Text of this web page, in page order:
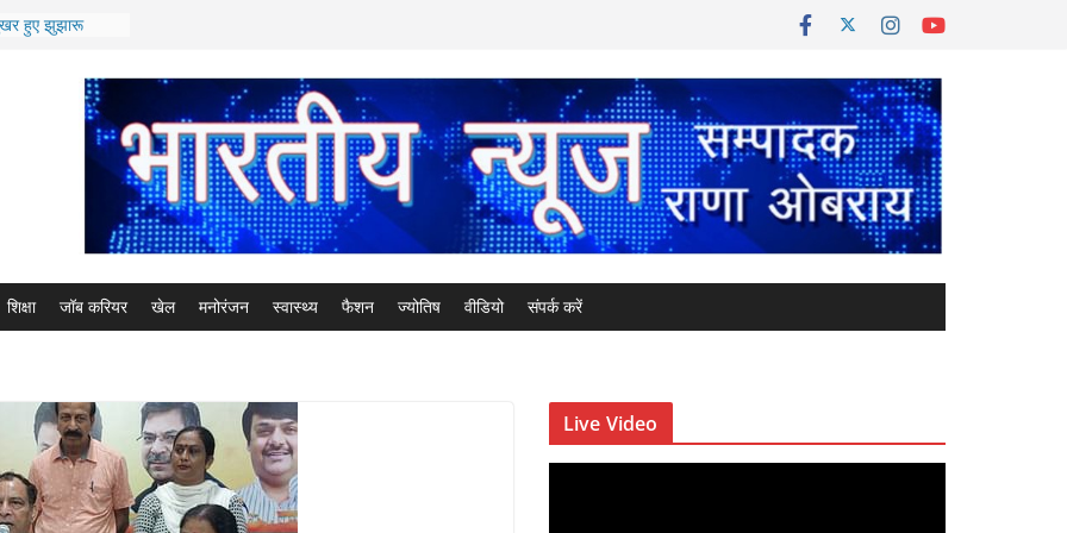
हुए झुझारू
देर रात कार्रवाई
हिरासत में लिया
रिपोर्ट के
के कार्यालय से
लेन-देन का था
में शीघ्र होंगे
एवं तबादले*/ *सूत्रों
कि भी आ सकती
के पूर्व आईएएस
के किए
) डिप्टी
शिक्षा जॉब करियर खेल मनोरंजन स्वास्थ्य फैशन ज्योतिष वीडियो संपर्क करें
Live Video